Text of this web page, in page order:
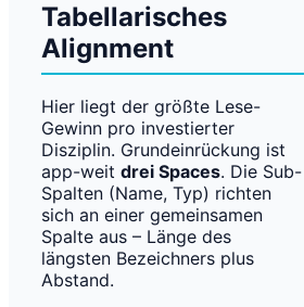
Tabellarisches
Alignment
Hier liegt der größte Lese-
Gewinn pro investierter
Disziplin. Grundeinrückung ist
app-weit drei Spaces. Die Sub-
Spalten (Name, Typ) richten
sich an einer gemeinsamen
Spalte aus – Länge des
längsten Bezeichners plus
Abstand.